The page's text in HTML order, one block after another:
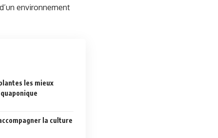
environnement
les mieux
la culture